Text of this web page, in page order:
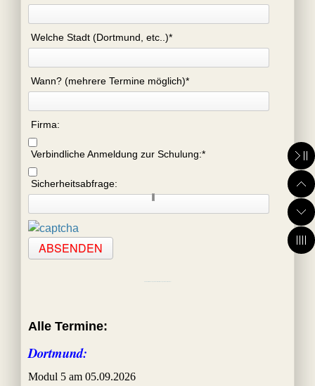
Welche Stadt (Dortmund, etc..)*
Wann? (mehrere Termine möglich)*
Firma:
Verbindliche Anmeldung zur Schulung:*
Sicherheitsabfrage:
ABSENDEN
Alle Termine:
Dortmund:
Modul 5 am 05.09.2026